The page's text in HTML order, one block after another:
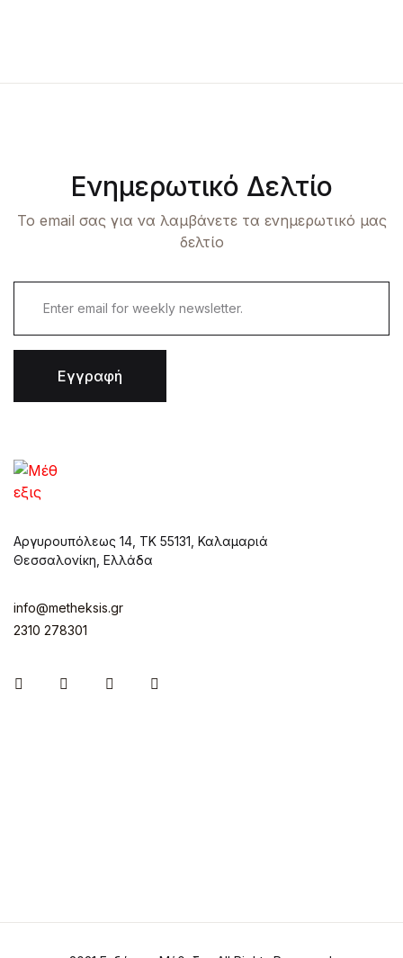
Ενημερωτικό Δελτίο
Το email σας για να λαμβάνετε τα ενημερωτικό μας
δελτίο
Εγγραφή
Αργυρουπόλεως 14, ΤΚ 55131, Καλαμαριά
Θεσσαλονίκη, Ελλάδα
info@metheksis.gr
2310 278301
InstagramFacebookTwitter